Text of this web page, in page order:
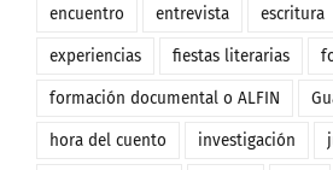
encuentro entrevista escritura
experiencias fiestas literarias
formación documental o ALFIN
hora del cuento investigación